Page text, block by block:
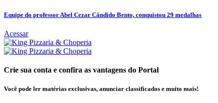
Equipe do professor Abel Cezar Cândido Bento, conquistou 29 medalhas
Acessar
Crie sua conta e confira as vantagens do Portal
Você pode ler matérias exclusivas, anunciar classificados e muito mais!